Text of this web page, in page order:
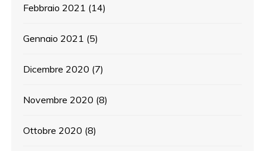
Febbraio 2021 (14)
Gennaio 2021 (5)
Dicembre 2020 (7)
Novembre 2020 (8)
Ottobre 2020 (8)